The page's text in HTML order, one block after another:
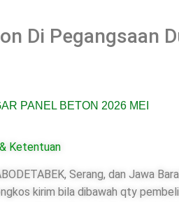
Di Pegangsaan
Ketentuan
Serang, dan Jawa
kirim bila dibawah qty